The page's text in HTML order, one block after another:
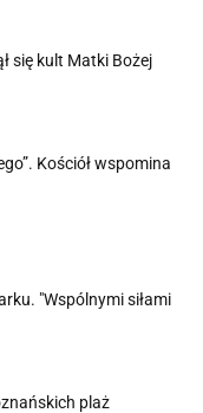
się kult Matki Bożej
Kościół wspomina
"Wspólnymi siłami
plaż